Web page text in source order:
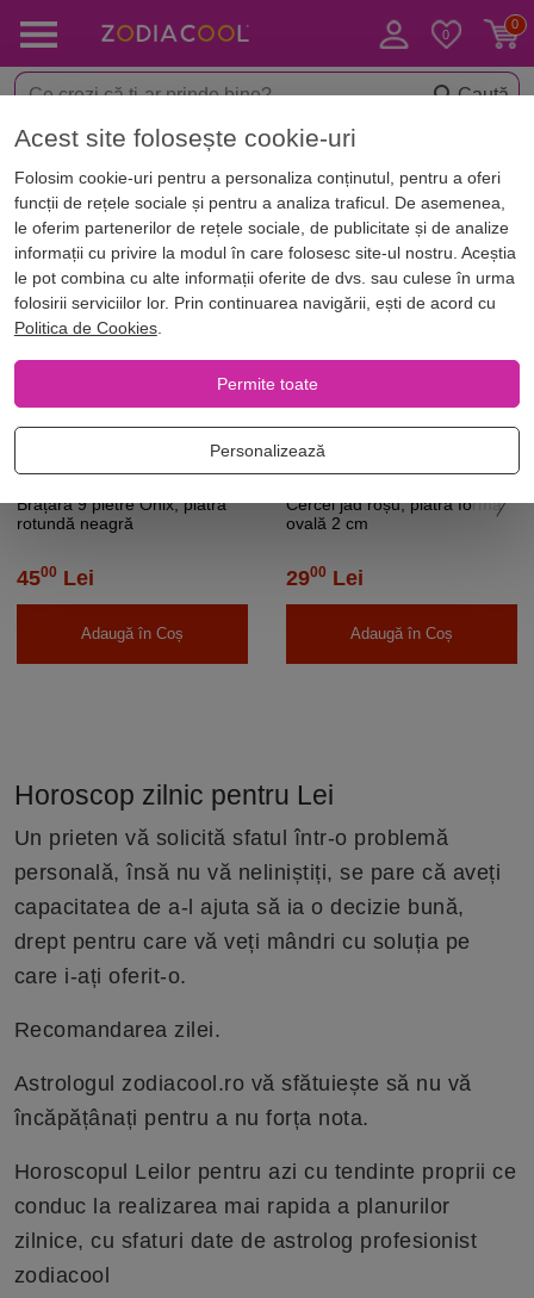
Caută
Acasă Horoscop Horoscop zilnic Horoscop Leu azi, 09 August
Horoscop Leu azi, 09 August 2026
Produse pentru Leu
Brățară 9 pietre Onix, piatră
rotundă neagră
4500 Lei
Adaugă în Coș
Cercei jad roșu, piatra formă
ovală 2 cm
2900 Lei
Adaugă în Coș
Horoscop zilnic pentru Lei
Un prieten vă solicită sfatul într-o problemă
personală, însă nu vă neliniștiți, se pare că aveți
capacitatea de a-l ajuta să ia o decizie bună,
drept pentru care vă veți mândri cu soluția pe
care i-ați oferit-o.
Recomandarea zilei.
Astrologul zodiacool.ro vă sfătuiește să nu vă
încăpățânați pentru a nu forța nota.
Horoscopul Leilor pentru azi cu tendinte proprii ce
conduc la realizarea mai rapida a planurilor
zilnice, cu sfaturi date de astrolog profesionist
zodiacool
Acest site folosește cookie-uri
Folosim cookie-uri pentru a personaliza conținutul, pentru a oferi
funcții de rețele sociale și pentru a analiza traficul. De asemenea,
le oferim partenerilor de rețele sociale, de publicitate și de analize
informații cu privire la modul în care folosesc site-ul nostru. Aceștia
le pot combina cu alte informații oferite de dvs. sau culese în urma
folosirii serviciilor lor. Prin continuarea navigării, ești de acord cu
Politica de Cookies.
Permite toate
Personalizează